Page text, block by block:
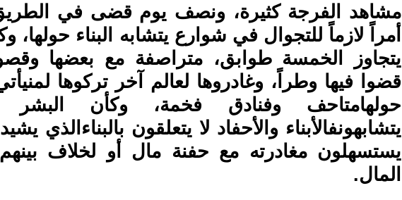
مشاهد الفرجة كثيرة، ونصف يوم قضى في
أمراً لازماً للتجوال في شوارع يتشابه البناء حولها،
يتجاوز الخمسة طوابق، متراصفة مع بعضها
قضوا فيها وطراً، وغادروها لعالم آخر تركوها
حولهامتاحف وفنادق فخمة، وكأن
يتشابهونفالأبناء والأحفاد لا يتعلقون بالبناءالذي
يستسهلون مغادرته مع حفنة مال أو لخلاف
المال.